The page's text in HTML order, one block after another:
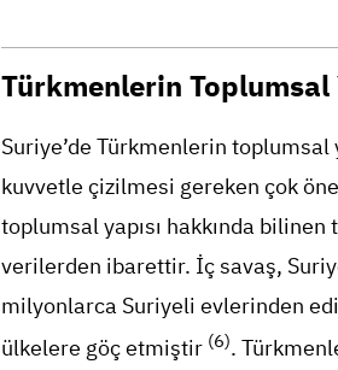
Türkmenlerin Toplumsal
Suriye’de Türkmenlerin toplumsal
kuvvetle çizilmesi gereken çok
toplumsal yapısı hakkında
verilerden ibarettir. İç savaş,
milyonlarca Suriyeli evlerinden
ülkelere göç etmiştir (6).